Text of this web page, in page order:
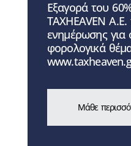
Εξαγορά του
TAXHEAVEN
ενημέρωσης για
φορολογικά
Μάθε